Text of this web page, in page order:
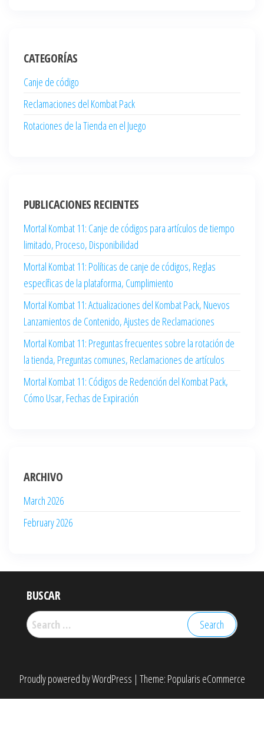
CATEGORÍAS
Canje de código
Reclamaciones del Kombat Pack
Rotaciones de la Tienda en el Juego
PUBLICACIONES RECIENTES
Mortal Kombat 11: Canje de códigos para artículos de tiempo
limitado, Proceso, Disponibilidad
Mortal Kombat 11: Políticas de canje de códigos, Reglas
específicas de la plataforma, Cumplimiento
Mortal Kombat 11: Actualizaciones del Kombat Pack, Nuevos
Lanzamientos de Contenido, Ajustes de Reclamaciones
Mortal Kombat 11: Preguntas frecuentes sobre la rotación de
la tienda, Preguntas comunes, Reclamaciones de artículos
Mortal Kombat 11: Códigos de Redención del Kombat Pack,
Cómo Usar, Fechas de Expiración
ARCHIVO
March 2026
February 2026
BUSCAR
Search
for:
Proudly powered byWordPress | Theme: Popularis eCommerce